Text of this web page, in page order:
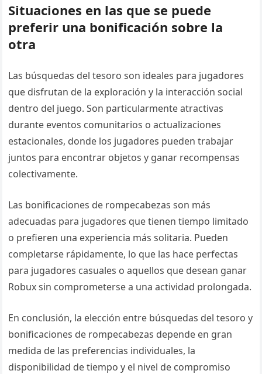
Situaciones en las que se puede
preferir una bonificación sobre la
otra
Las búsquedas del tesoro son ideales para jugadores
que disfrutan de la exploración y la interacción social
dentro del juego. Son particularmente atractivas
durante eventos comunitarios o actualizaciones
estacionales, donde los jugadores pueden trabajar
juntos para encontrar objetos y ganar recompensas
colectivamente.
Las bonificaciones de rompecabezas son más
adecuadas para jugadores que tienen tiempo limitado
o prefieren una experiencia más solitaria. Pueden
completarse rápidamente, lo que las hace perfectas
para jugadores casuales o aquellos que desean ganar
Robux sin comprometerse a una actividad prolongada.
En conclusión, la elección entre búsquedas del tesoro y
bonificaciones de rompecabezas depende en gran
medida de las preferencias individuales, la
disponibilidad de tiempo y el nivel de compromiso